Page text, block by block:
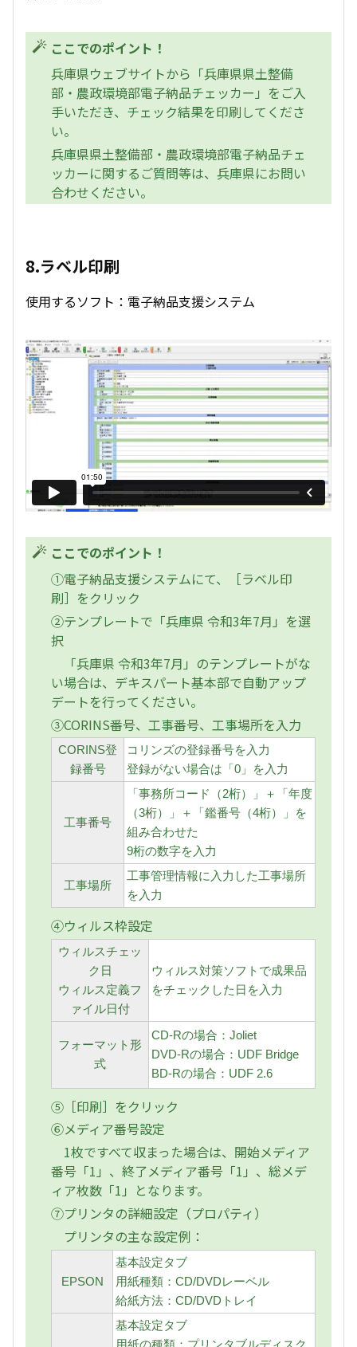
ここでのポイント！
兵庫県ウェブサイトから「兵庫県県土整備
部・農政環境部電子納品チェッカー」をご入
手いただき、チェック結果を印刷してくださ
い。
兵庫県県土整備部・農政環境部電子納品チェ
ッカーに関するご質問等は、兵庫県にお問い
合わせください。
8.ラベル印刷
使用するソフト：電子納品支援システム
ここでのポイント！
①電子納品支援システムにて、［ラベル印
刷］をクリック
②テンプレートで「兵庫県 令和3年7月」を選
択
「兵庫県 令和3年7月」のテンプレートがな
い場合は、デキスパート基本部で自動アップ
デートを行ってください。
③CORINS番号、工事番号、工事場所を入力
CORINS登
録番号
コリンズの登録番号を入力
登録がない場合は「0」を入力
工事番号
「事務所コード（2桁）」＋「年度
（3桁）」＋「鑑番号（4桁）」を
組み合わせた
9桁の数字を入力
工事場所
工事管理情報に入力した工事場所
を入力
④ウィルス枠設定
ウィルスチェッ
ク日
ウィルス定義フ
ァイル日付
ウィルス対策ソフトで成果品
をチェックした日を入力
フォーマット形
式
CD-Rの場合：Joliet
DVD-Rの場合：UDF Bridge
BD-Rの場合：UDF 2.6
⑤［印刷］をクリック
⑥メディア番号設定
1枚ですべて収まった場合は、開始メディア
番号「1」、終了メディア番号「1」、総メデ
ィア枚数「1」となります。
⑦プリンタの詳細設定（プロパティ）
プリンタの主な設定例：
EPSON
基本設定タブ
用紙種類：CD/DVDレーベル
給紙方法：CD/DVDトレイ
基本設定タブ
用紙の種類：プリンタブルディスク